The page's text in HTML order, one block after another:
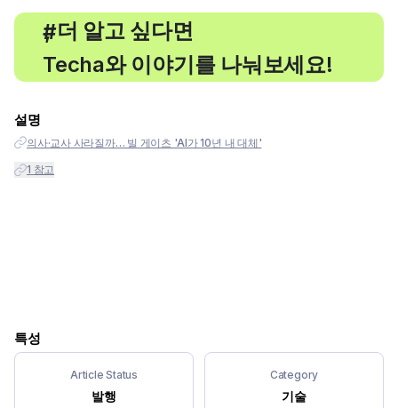
#
, 더 알고 싶다면
Techa와 이야기를 나눠보세요!
설명
의사·교사 사라질까… 빌 게이츠 'AI가 10년 내 대체'
1 참고
특성
Article Status
발행
Category
기술